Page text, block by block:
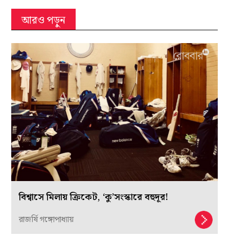
আরও পড়ুন
বিশ্বাসে মিলায় ক্রিকেট, ‘কু’সংস্কারে বহুদূর!
রাজর্ষি গঙ্গোপাধ্যায়